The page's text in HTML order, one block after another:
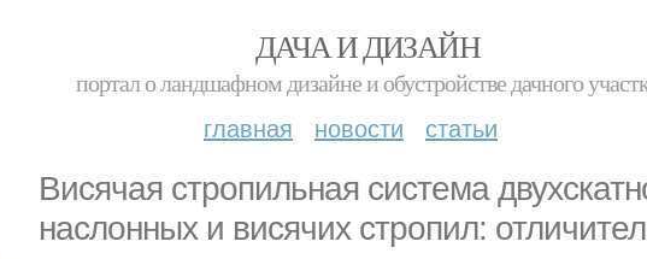
ДАЧА И ДИЗАЙН
портал о ландшафном дизайне и обустройстве дачного
главная новости статьи
Висячая стропильная система
наслонных и висячих стропил: